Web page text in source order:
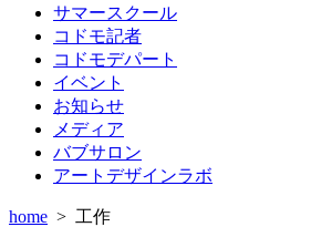
サマースクール
コドモ記者
コドモデパート
イベント
お知らせ
メディア
バブサロン
アートデザインラボ
home > 工作